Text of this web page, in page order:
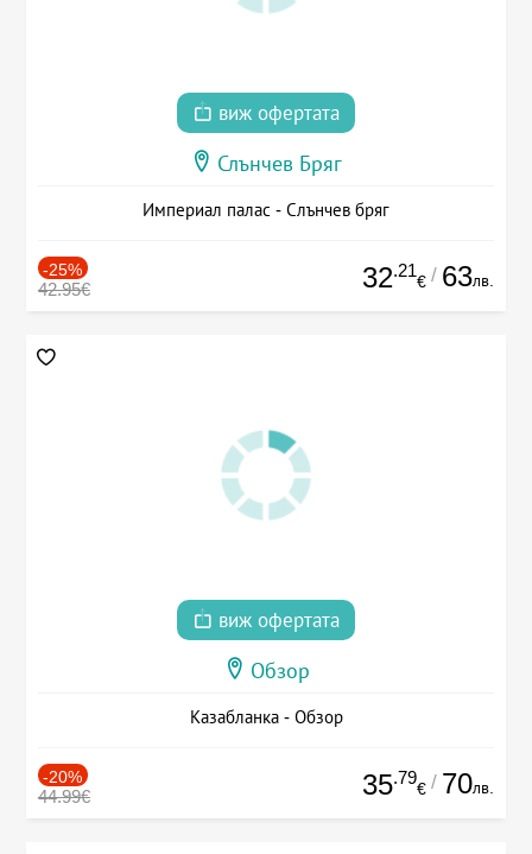
виж офертата
Слънчев Бряг
Империал палас - Слънчев бряг
-25%
42.95€ 32.21
€ / 63лв.
виж офертата
Обзор
Казабланка - Обзор
-20%
44.99€ 35.79
€ / 70лв.